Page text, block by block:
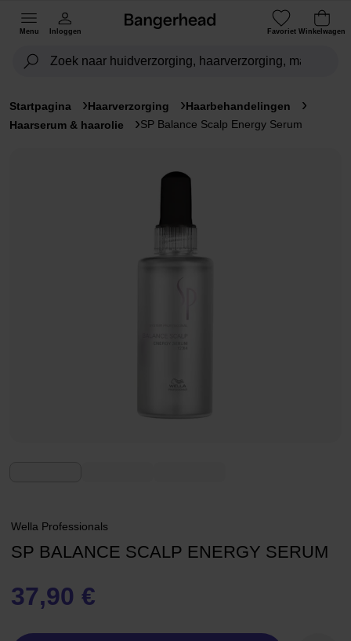
Menu Inloggen Favoriet Winkelwagen
Startpagina Haarverzorging
Haarbehandelingen
Haarserum & haarolie
SP Balance Scalp Energy Serum
Wella Professionals
SP BALANCE SCALP ENERGY SERUM
37,90 €